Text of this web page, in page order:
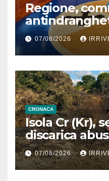
Regione,
Rodi
denuncia e
istituzioni
07/08/2026
CRONACA
Isola Cr (Kr),
discarica
a centro
07/08/2026